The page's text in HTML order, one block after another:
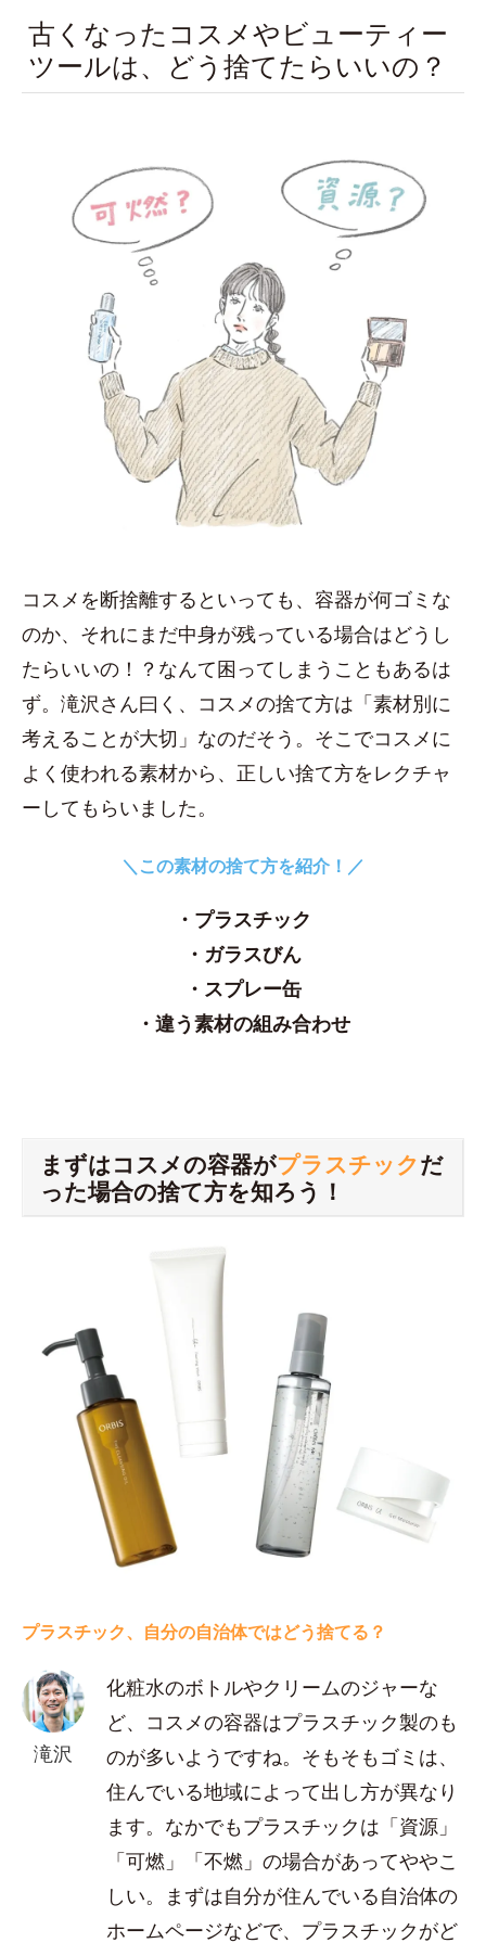
古くなったコスメやビューティー
ツールは、どう捨てたらいいの？
コスメを断捨離するといっても、容器が何ゴミな
のか、それにまだ中身が残っている場合はどうし
たらいいの！？なんて困ってしまうこともあるは
ず。滝沢さん曰く、コスメの捨て方は「素材別に
考えることが大切」なのだそう。そこでコスメに
よく使われる素材から、正しい捨て方をレクチャ
ーしてもらいました。
＼この素材の捨て方を紹介！／
・プラスチック
・ガラスびん
・スプレー缶
・違う素材の組み合わせ
まずはコスメの容器がプラスチックだ
った場合の捨て方を知ろう！
プラスチック、自分の自治体ではどう捨てる？
滝沢
化粧水のボトルやクリームのジャーな
ど、コスメの容器はプラスチック製のも
のが多いようですね。そもそもゴミは、
住んでいる地域によって出し方が異なり
ます。なかでもプラスチックは「資源」
「可燃」「不燃」の場合があってややこ
しい。まずは自分が住んでいる自治体の
ホームページなどで、プラスチックがど